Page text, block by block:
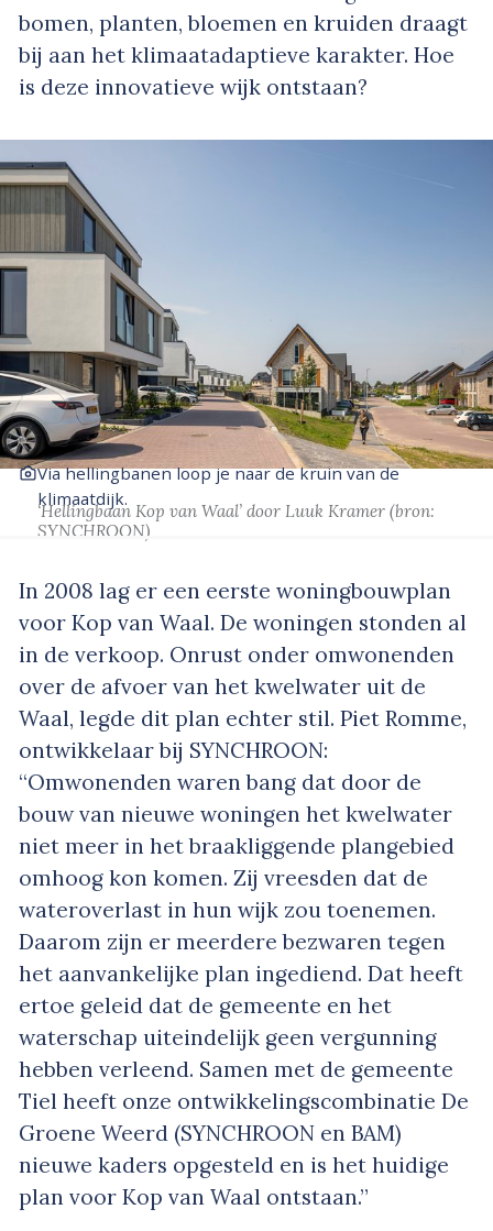
bomen, planten, bloemen en kruiden draagt
bij aan het klimaatadaptieve karakter. Hoe
is deze innovatieve wijk ontstaan?
Via hellingbanen loop je naar de kruin van de
klimaatdijk.
‘Hellingbaan Kop van Waal’ door Luuk Kramer (bron:
SYNCHROON)
In 2008 lag er een eerste woningbouwplan
voor Kop van Waal. De woningen stonden al
in de verkoop. Onrust onder omwonenden
over de afvoer van het kwelwater uit de
Waal, legde dit plan echter stil. Piet Romme,
ontwikkelaar bij SYNCHROON:
“Omwonenden waren bang dat door de
bouw van nieuwe woningen het kwelwater
niet meer in het braakliggende plangebied
omhoog kon komen. Zij vreesden dat de
wateroverlast in hun wijk zou toenemen.
Daarom zijn er meerdere bezwaren tegen
het aanvankelijke plan ingediend. Dat heeft
ertoe geleid dat de gemeente en het
waterschap uiteindelijk geen vergunning
hebben verleend. Samen met de gemeente
Tiel heeft onze ontwikkelingscombinatie De
Groene Weerd (SYNCHROON en BAM)
nieuwe kaders opgesteld en is het huidige
plan voor Kop van Waal ontstaan.”